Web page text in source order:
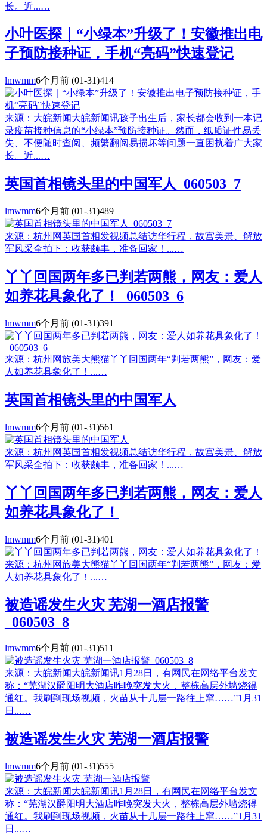
长。近...…
小叶医探｜“小绿本”升级了！安徽推出电
子预防接种证，手机“亮码”快速登记
lmwmm6个月前 (01-31)414
来源：大皖新闻大皖新闻讯孩子出生后，家长都会收到一本记
录疫苗接种信息的“小绿本”预防接种证。然而，纸质证件易丢
失、不便随时查阅、频繁翻阅易损坏等问题一直困扰着广大家
长。近...…
英国首相镜头里的中国军人_060503_7
lmwmm6个月前 (01-31)489
来源：杭州网英国首相发视频总结访华行程，故宫美景、解放
军风采全拍下：收获颇丰，准备回家！...…
丫丫回国两年多已判若两熊，网友：爱人
如养花具象化了！_060503_6
lmwmm6个月前 (01-31)391
来源：杭州网旅美大熊猫丫丫回国两年“判若两熊”，网友：爱
人如养花具象化了！...…
英国首相镜头里的中国军人
lmwmm6个月前 (01-31)561
来源：杭州网英国首相发视频总结访华行程，故宫美景、解放
军风采全拍下：收获颇丰，准备回家！...…
丫丫回国两年多已判若两熊，网友：爱人
如养花具象化了！
lmwmm6个月前 (01-31)401
来源：杭州网旅美大熊猫丫丫回国两年“判若两熊”，网友：爱
人如养花具象化了！...…
被造谣发生火灾 芜湖一酒店报警
_060503_8
lmwmm6个月前 (01-31)511
来源：大皖新闻大皖新闻讯1月28日，有网民在网络平台发文
称：“芜湖汉爵阳明大酒店昨晚突发大火，整栋高层外墙烧得
通红。我刷到现场视频，火苗从十几层一路往上窜……”1月31
日...…
被造谣发生火灾 芜湖一酒店报警
lmwmm6个月前 (01-31)555
来源：大皖新闻大皖新闻讯1月28日，有网民在网络平台发文
称：“芜湖汉爵阳明大酒店昨晚突发大火，整栋高层外墙烧得
通红。我刷到现场视频，火苗从十几层一路往上窜……”1月31
日...…